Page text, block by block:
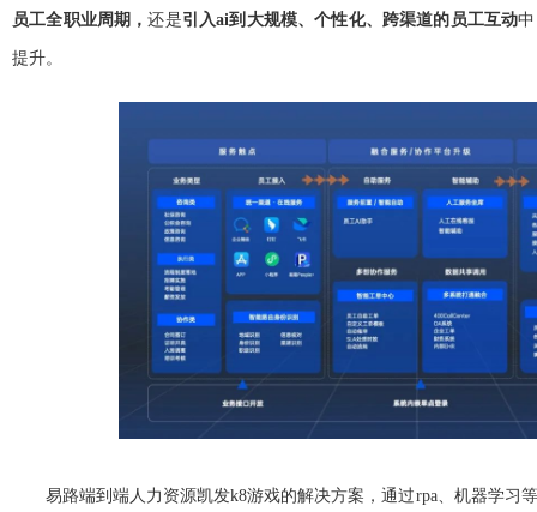
员工全职业周期，还是引入ai到大规模、个性化、跨渠道的员工互动
提升。
易路端到端人力资源凯发k8游戏的解决方案，通过rpa、机器学习